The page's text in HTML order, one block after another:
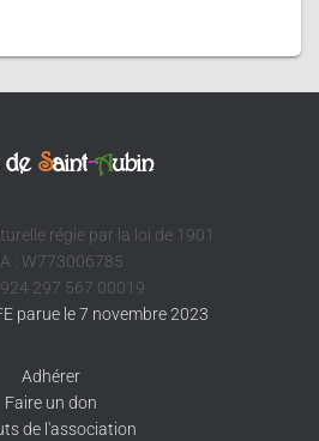
de Saint-Aubin
régie par la loi de 1901
: W773006785
297 567 00019
parue le 7 novembre 2023
Adhérer
Faire un don
de l'association